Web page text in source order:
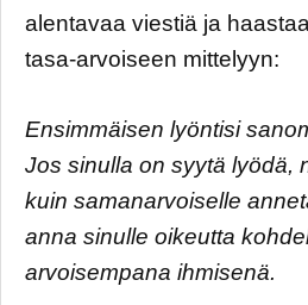
alentavaa viestiä ja
tasa-arvoiseen mittelyyn:
Ensimmäisen lyöntisi
Jos sinulla on syytä lyödä,
kuin samanarvoiselle
anna sinulle oikeutta
arvoisempana ihmisenä.